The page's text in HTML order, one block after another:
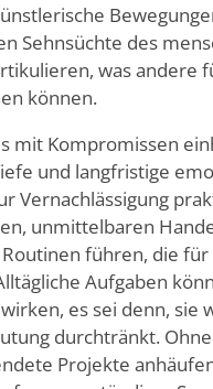
Sehnsüchte des
was andere
können.
mit Kompromissen
und langfristige
Vernachlässigung
unmittelbaren
führen, die für
Aufgaben
es sei denn, sie
durchtränkt.
Projekte